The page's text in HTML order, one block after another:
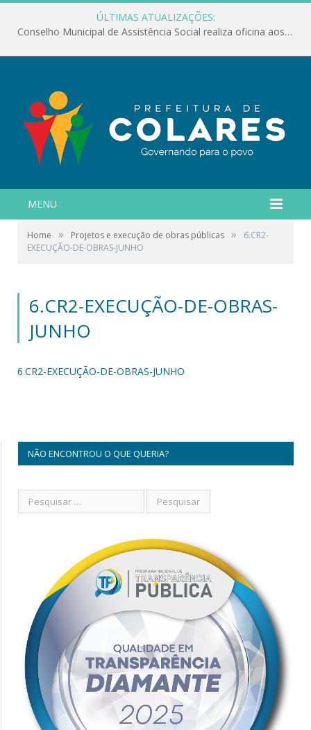
ÚLTIMAS ATUALIZAÇÕES:
Conselho Municipal de Assistência Social realiza oficina aos servidores
MENU
Home » Projetos e execução de obras públicas »
6.CR2-
EXECUÇÃO-DE-OBRAS-JUNHO
6.CR2-EXECUÇÃO-DE-OBRAS-
JUNHO
6.CR2-EXECUÇÃO-DE-OBRAS-JUNHO
NÃO ENCONTROU O QUE QUERIA?